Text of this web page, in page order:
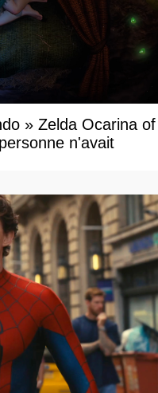
» Zelda Ocarina of
n'avait